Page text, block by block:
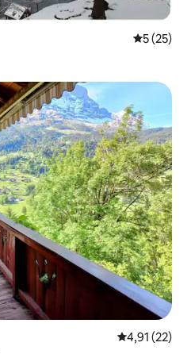
5 (25)
Gemiddelde
4,91 (22)